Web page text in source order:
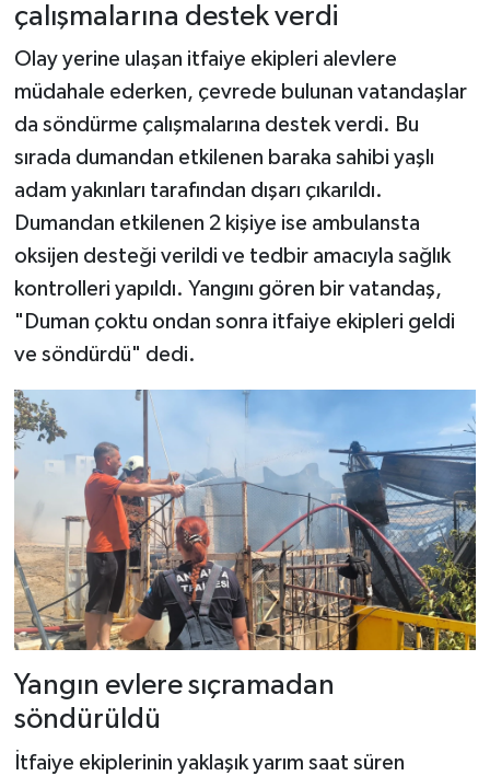
çalışmalarına destek verdi
Olay yerine ulaşan itfaiye ekipleri alevlere
müdahale ederken, çevrede bulunan vatandaşlar
da söndürme çalışmalarına destek verdi. Bu
sırada dumandan etkilenen baraka sahibi yaşlı
adam yakınları tarafından dışarı çıkarıldı.
Dumandan etkilenen 2 kişiye ise ambulansta
oksijen desteği verildi ve tedbir amacıyla sağlık
kontrolleri yapıldı. Yangını gören bir vatandaş,
"Duman çoktu ondan sonra itfaiye ekipleri geldi
ve söndürdü" dedi.
Yangın evlere sıçramadan
söndürüldü
İtfaiye ekiplerinin yaklaşık yarım saat süren